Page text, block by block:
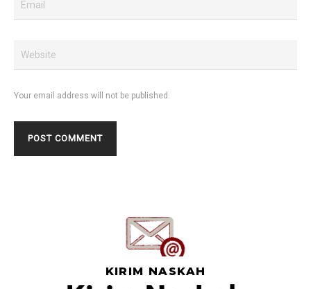
Your email address will not be published.
KIRIM NASKAH